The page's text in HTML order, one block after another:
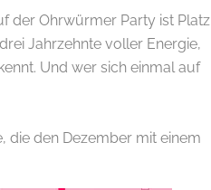
der Ohrwürmer Party ist Platz
Jahrzehnte voller Energie,
Und wer sich einmal auf
die den Dezember mit einem